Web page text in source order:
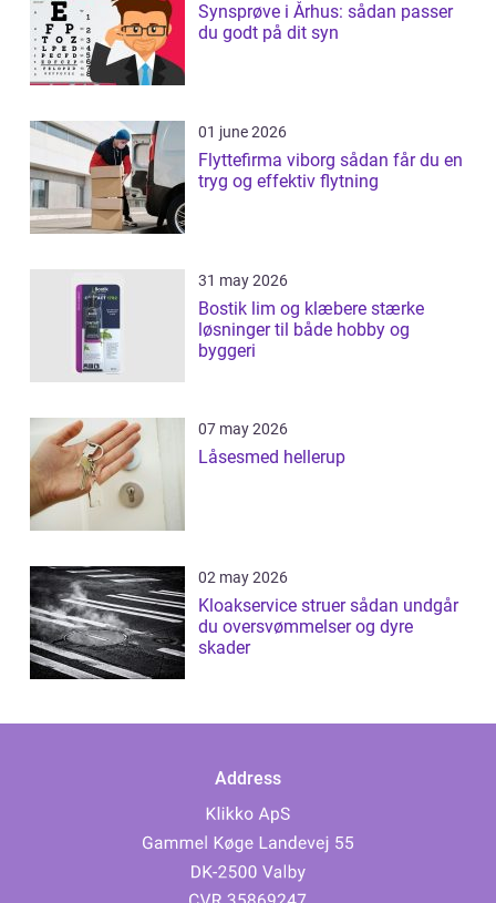
Synsprøve i Århus: sådan passer
du godt på dit syn
01 june 2026
Flyttefirma viborg sådan får du en
tryg og effektiv flytning
31 may 2026
Bostik lim og klæbere stærke
løsninger til både hobby og
byggeri
07 may 2026
Låsesmed hellerup
02 may 2026
Kloakservice struer sådan undgår
du oversvømmelser og dyre
skader
Address